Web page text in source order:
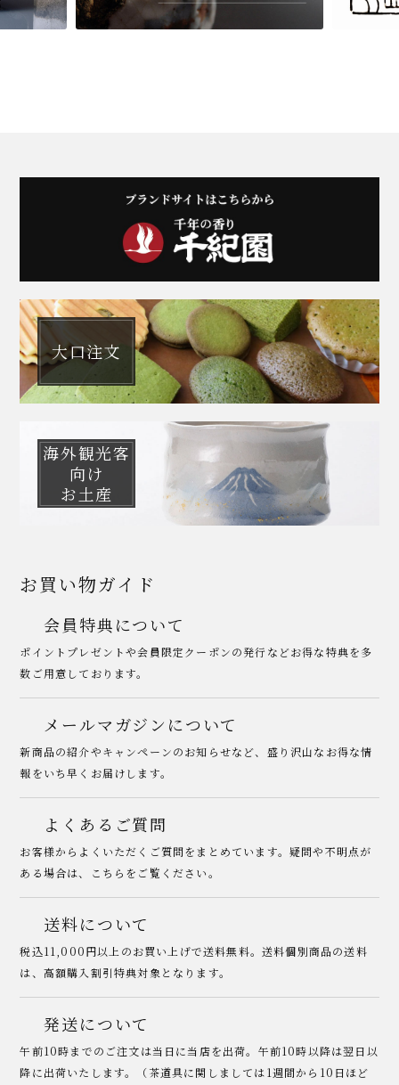
大口注文
海外観光客
向け
お土産
お買い物ガイド
会員特典について
ポイントプレゼントや会員限定クーポンの発行などお得な特典を多
数ご用意しております。
メールマガジンについて
新商品の紹介やキャンペーンのお知らせなど、盛り沢山なお得な情
報をいち早くお届けします。
よくあるご質問
お客様からよくいただくご質問をまとめています。疑問や不明点が
ある場合は、こちらをご覧ください。
送料について
税込11,000円以上のお買い上げで送料無料。送料個別商品の送料
は、高額購入割引特典対象となります。
発送について
午前10時までのご注文は当日に当店を出荷。午前10時以降は翌日以
降に出荷いたします。（茶道具に関しましては1週間から10日ほど